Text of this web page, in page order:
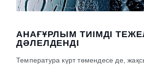
АНАҒҰРЛЫМ ТИІМДІ
ДӘЛЕЛДЕНДІ
Температура күрт төмендесе де,